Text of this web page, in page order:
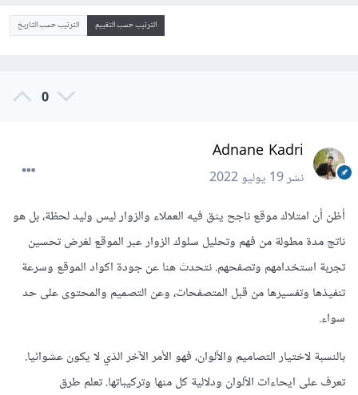
الترتيب حسب التقييم الترتيب حسب التاريخ
0
Adnane Kadri
نشر19 يوليو 2022
أظن أن امتلاك موقع ناجح يثق فيه العملاء والزوار ليس وليد لحظة، بل هو
ناتج مدة مطولة من فهم وتحليل سلوك الزوار عبر الموقع لغرض تحسين
تجربة استخدامهم وتصفحهم. نتحدث هنا عن جودة اكواد الموقع وسرعة
تنفيذها وتفسيرها من قبل المتصفحات، وعن التصميم والمحتوى على حد
سواء.
بالنسبة لاختيار التصاميم والألوان، فهو الأمر الآخر الذي لا يكون عشوائيا.
تعرف على ايحاءات الألوان ودلالية كل منها وتركيباتها. تعلم طرق